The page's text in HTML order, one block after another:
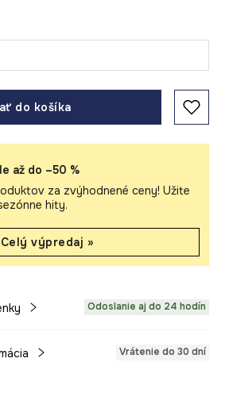
do košíka
až do –50 %
za zvýhodnené ceny! Užite
hity.
Celý výpredaj »
Odoslanie aj do 24 hodín
Vrátenie do 30 dní